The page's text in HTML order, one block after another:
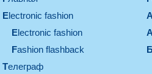
electronic fashion
electronic fashion
Fashion flashback
телеграф